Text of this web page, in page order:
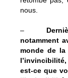
nous.
–
notamment
monde de
est-ce que